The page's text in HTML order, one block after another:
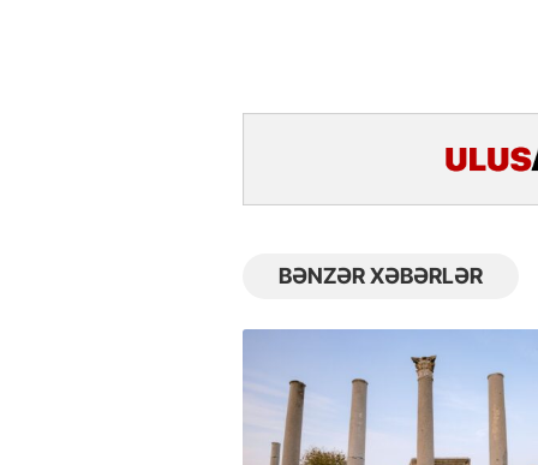
BƏNZƏR XƏBƏRLƏR